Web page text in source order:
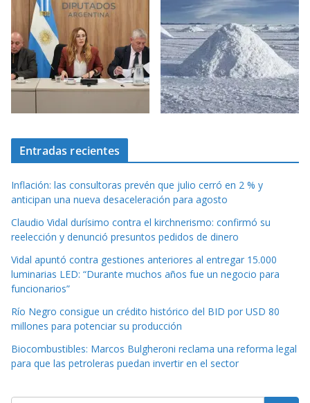
Entradas recientes
Inflación: las consultoras prevén que julio cerró en 2 % y
anticipan una nueva desaceleración para agosto
Claudio Vidal durísimo contra el kirchnerismo: confirmó su
reelección y denunció presuntos pedidos de dinero
Vidal apuntó contra gestiones anteriores al entregar 15.000
luminarias LED: “Durante muchos años fue un negocio para
funcionarios”
Río Negro consigue un crédito histórico del BID por USD 80
millones para potenciar su producción
Biocombustibles: Marcos Bulgheroni reclama una reforma legal
para que las petroleras puedan invertir en el sector